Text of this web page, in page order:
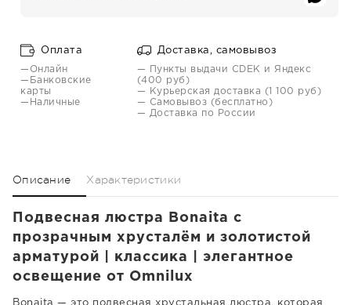
Оплата
—Онлайн
—Банковские
карты
—Наличные
Доставка, самовывоз
— Пункты выдачи CDEK и Яндекс
(400 руб)
— Курьерская доставка (1 100 руб)
— Самовывоз (бесплатно)
— Доставка по России
Описание Характеристики
Подвесная люстра Bonaita с
прозрачным хрусталём и золотистой
арматурой | классика | элегантное
освещение от Omnilux
Bonaita — это подвесная хрустальная люстра, которая